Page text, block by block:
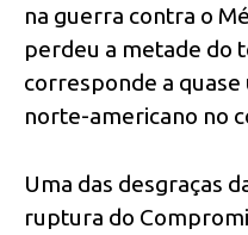
na guerra contra o
perdeu a metade do
corresponde a
norte-americano no
Uma das desgraças
ruptura do